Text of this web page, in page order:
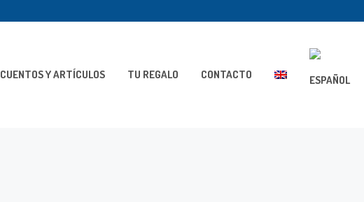
CUENTOS Y ARTÍCULOS TU REGALO CONTACTO